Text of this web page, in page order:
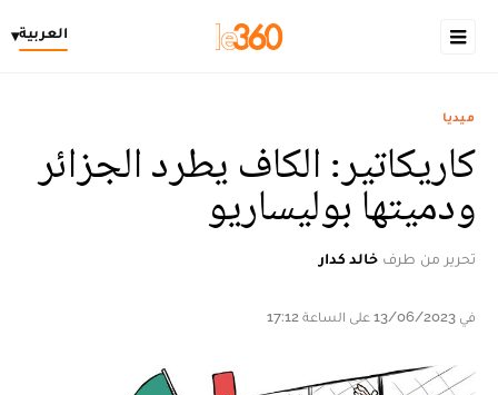
العربية▾
ميديا
كاريكاتير: الكاف يطرد الجزائر
ودميتها بوليساريو
تحرير من طرف خالد كدار
في 13/06/2023 على الساعة 17:12